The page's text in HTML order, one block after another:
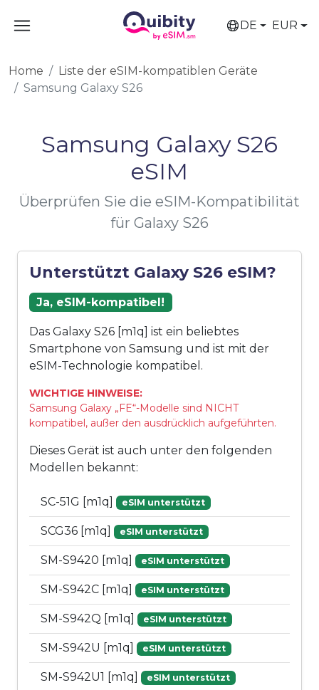
DE EUR
Home
Liste der eSIM-kompatiblen Geräte
Samsung Galaxy S26
Samsung Galaxy S26
eSIM
Überprüfen Sie die eSIM-Kompatibilität
für Galaxy S26
Unterstützt Galaxy S26 eSIM?
Ja, eSIM-kompatibel!
Das Galaxy S26 [m1q] ist ein beliebtes
Smartphone von Samsung und ist mit der
eSIM-Technologie kompatibel.
WICHTIGE HINWEISE:
Samsung Galaxy „FE“-Modelle sind NICHT
kompatibel, außer den ausdrücklich aufgeführten.
Dieses Gerät ist auch unter den folgenden
Modellen bekannt:
SC-51G [m1q] eSIM unterstützt
SCG36 [m1q] eSIM unterstützt
SM-S9420 [m1q] eSIM unterstützt
SM-S942C [m1q] eSIM unterstützt
SM-S942Q [m1q] eSIM unterstützt
SM-S942U [m1q] eSIM unterstützt
SM-S942U1 [m1q] eSIM unterstützt